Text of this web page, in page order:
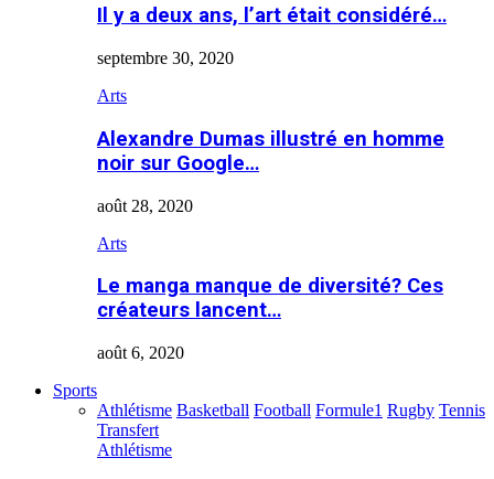
Il y a deux ans, l’art était considéré…
septembre 30, 2020
Arts
Alexandre Dumas illustré en homme
noir sur Google…
août 28, 2020
Arts
Le manga manque de diversité? Ces
créateurs lancent…
août 6, 2020
Sports
Athlétisme Basketball Football Formule1 Rugby Tennis
Transfert
Athlétisme